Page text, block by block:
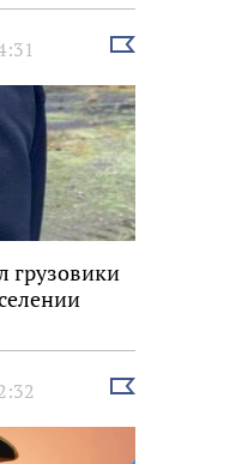
Выбрать
грузовики
Выбрать